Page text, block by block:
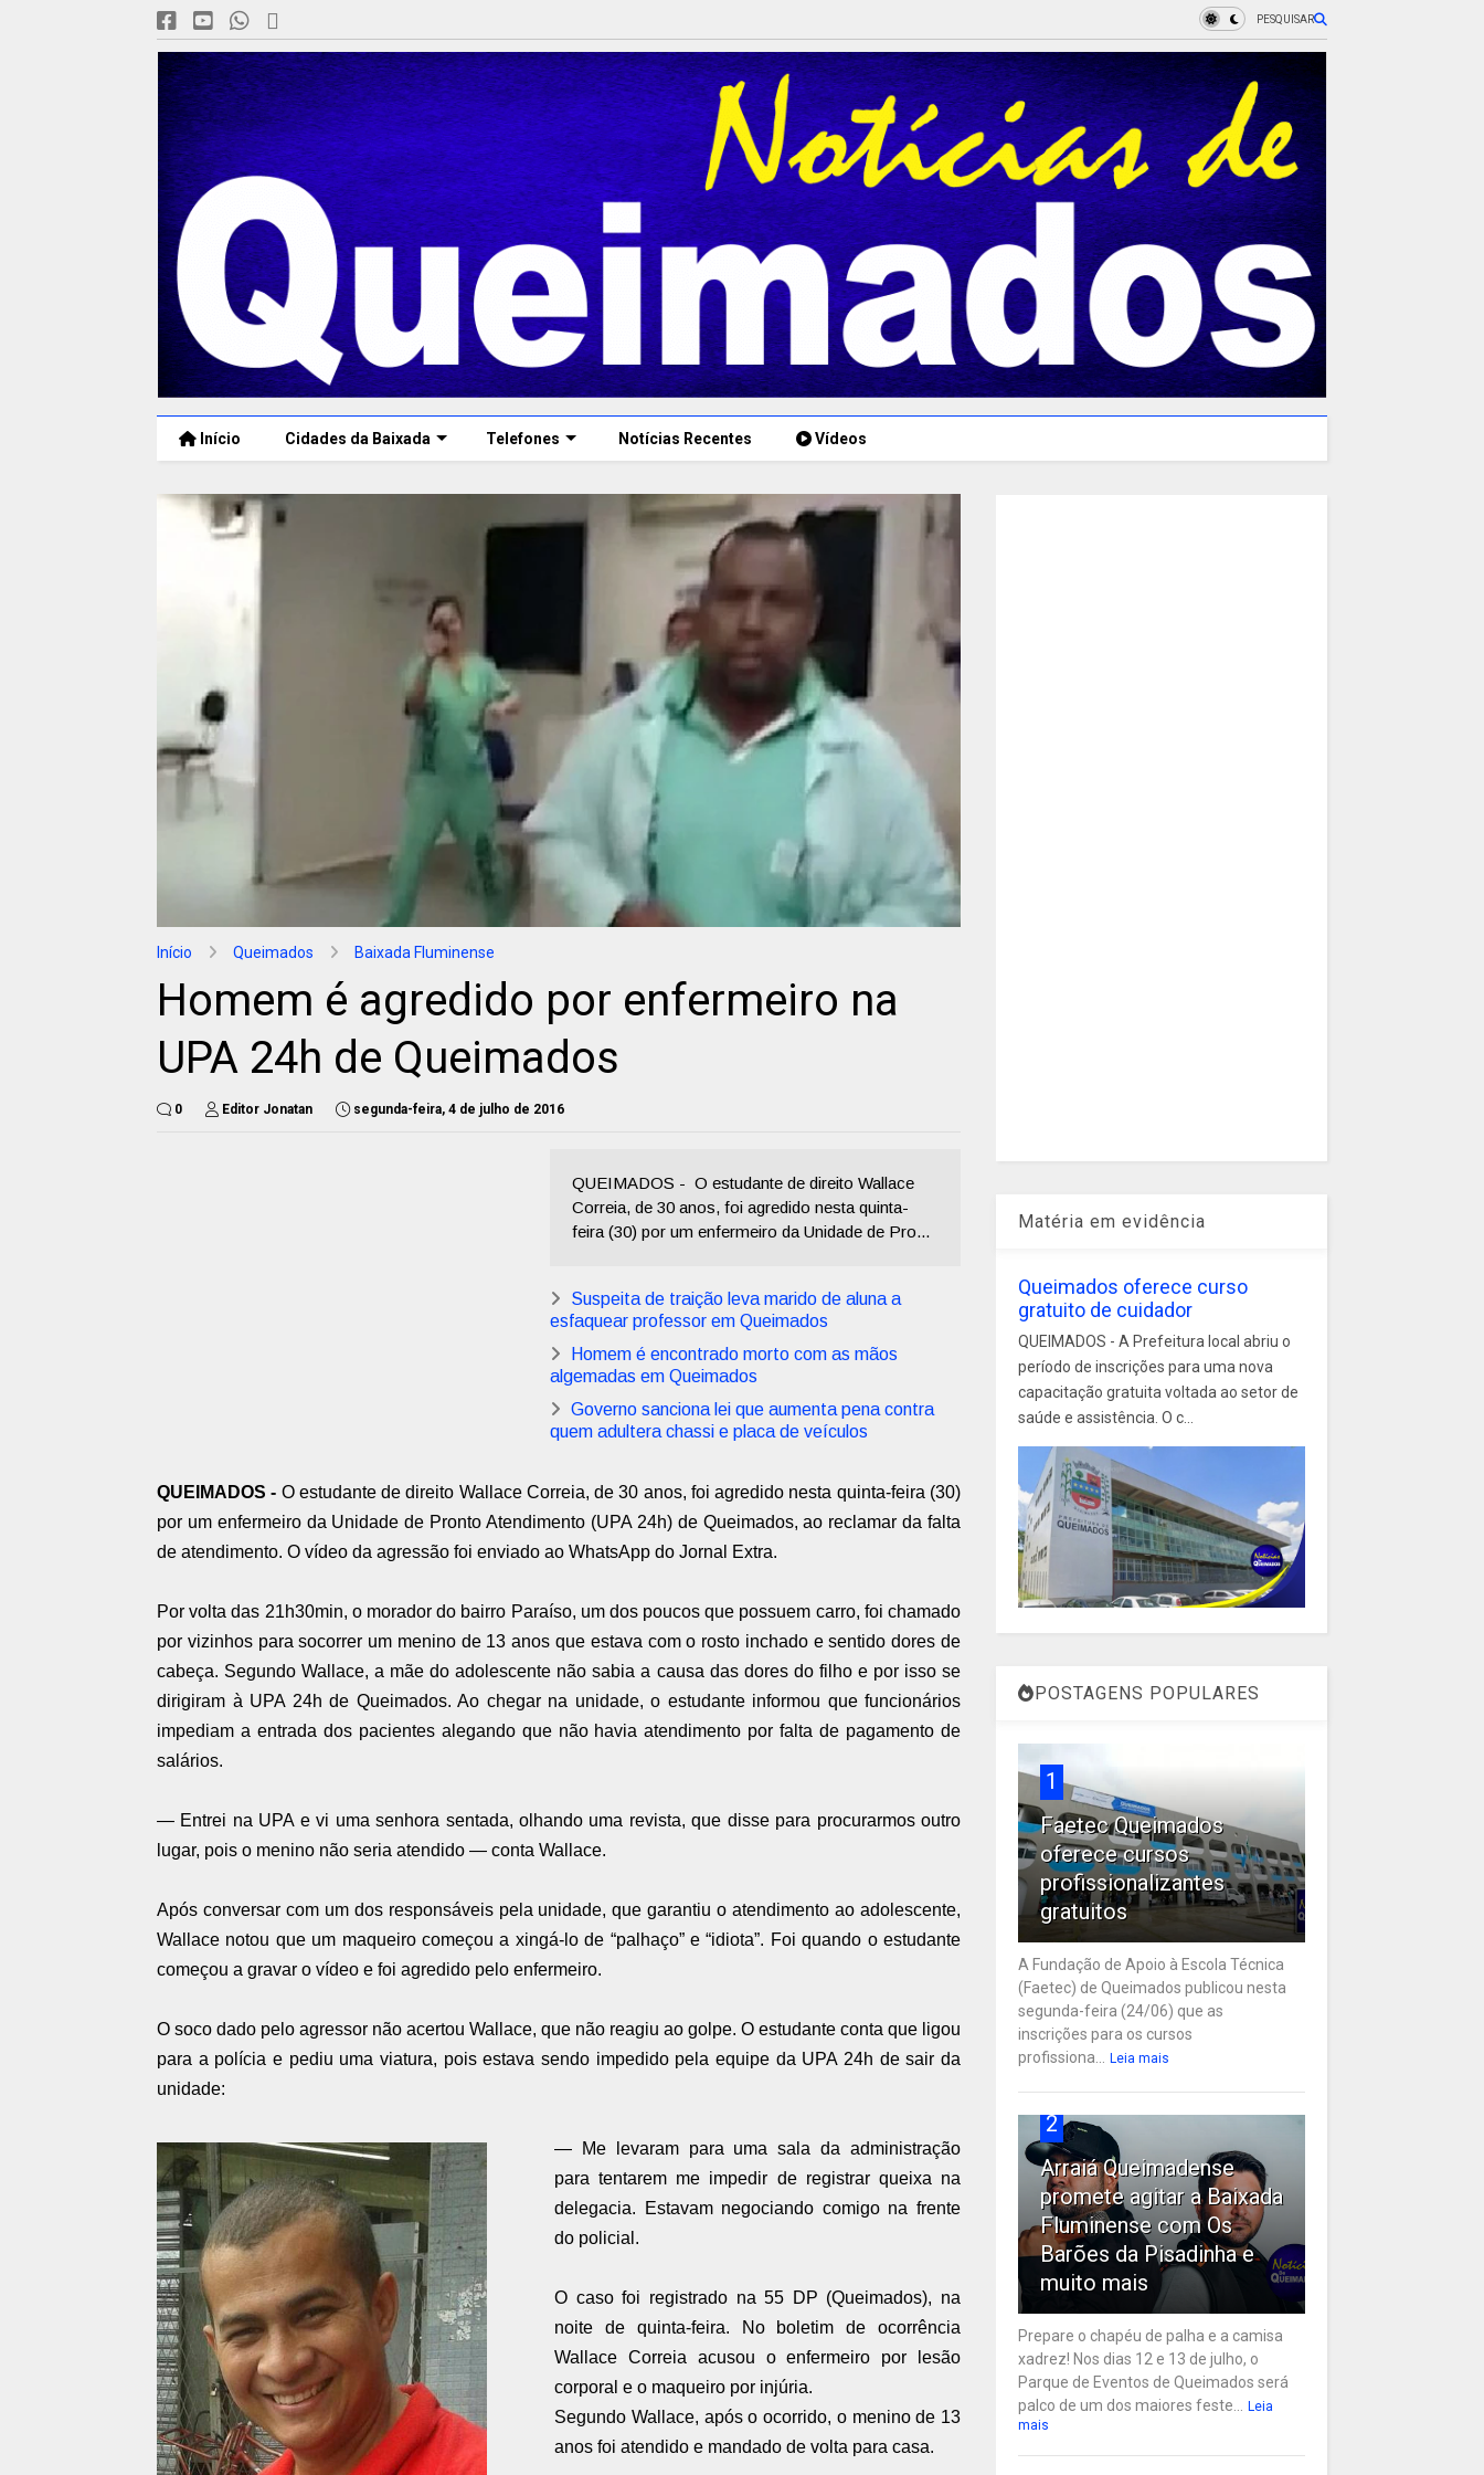
PESQUISAR
Início Cidades da Baixada Telefones Notícias Recentes Vídeos
Início Queimados Baixada Fluminense
Homem é agredido por enfermeiro na
UPA 24h de Queimados
0 Editor Jonatan segunda-feira, 4 de julho de 2016
QUEIMADOS - O estudante de direito Wallace
Correia, de 30 anos, foi agredido nesta quinta-
feira (30) por um enfermeiro da Unidade de Pro...
Suspeita de traição leva marido de aluna a
esfaquear professor em Queimados
Homem é encontrado morto com as mãos
algemadas em Queimados
Governo sanciona lei que aumenta pena contra
quem adultera chassi e placa de veículos
QUEIMADOS - O estudante de direito Wallace Correia, de 30 anos, foi agredido nesta quinta-feira (30)
por um enfermeiro da Unidade de Pronto Atendimento (UPA 24h) de Queimados, ao reclamar da falta
de atendimento. O vídeo da agressão foi enviado ao WhatsApp do Jornal Extra.
Por volta das 21h30min, o morador do bairro Paraíso, um dos poucos que possuem carro, foi chamado
por vizinhos para socorrer um menino de 13 anos que estava com o rosto inchado e sentido dores de
cabeça. Segundo Wallace, a mãe do adolescente não sabia a causa das dores do filho e por isso se
dirigiram à UPA 24h de Queimados. Ao chegar na unidade, o estudante informou que funcionários
impediam a entrada dos pacientes alegando que não havia atendimento por falta de pagamento de
salários.
— Entrei na UPA e vi uma senhora sentada, olhando uma revista, que disse para procurarmos outro
lugar, pois o menino não seria atendido — conta Wallace.
Após conversar com um dos responsáveis pela unidade, que garantiu o atendimento ao adolescente,
Wallace notou que um maqueiro começou a xingá-lo de “palhaço” e “idiota”. Foi quando o estudante
começou a gravar o vídeo e foi agredido pelo enfermeiro.
O soco dado pelo agressor não acertou Wallace, que não reagiu ao golpe. O estudante conta que ligou
para a polícia e pediu uma viatura, pois estava sendo impedido pela equipe da UPA 24h de sair da
unidade:
— Me levaram para uma sala da administração
para tentarem me impedir de registrar queixa na
delegacia. Estavam negociando comigo na frente
do policial.
O caso foi registrado na 55 DP (Queimados), na
noite de quinta-feira. No boletim de ocorrência
Wallace Correia acusou o enfermeiro por lesão
corporal e o maqueiro por injúria.
Segundo Wallace, após o ocorrido, o menino de 13
anos foi atendido e mandado de volta para casa.
Matéria em evidência
Queimados oferece curso
gratuito de cuidador
QUEIMADOS - A Prefeitura local abriu o
período de inscrições para uma nova
capacitação gratuita voltada ao setor de
saúde e assistência. O c...
POSTAGENS POPULARES
1
Faetec Queimados
oferece cursos
profissionalizantes
gratuitos
A Fundação de Apoio à Escola Técnica
(Faetec) de Queimados publicou nesta
segunda-feira (24/06) que as
inscrições para os cursos
profissiona...
Leia mais
2
Arraiá Queimadense
promete agitar a Baixada
Fluminense com Os
Barões da Pisadinha e
muito mais
Prepare o chapéu de palha e a camisa
xadrez! Nos dias 12 e 13 de julho, o
Parque de Eventos de Queimados será
palco de um dos maiores feste...
Leia
mais